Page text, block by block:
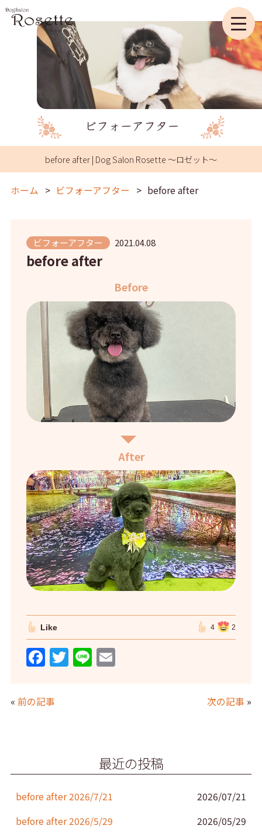
before after | Dog Salon Rosette ～ロゼット～
ホーム ビフォーアフター before after
ビフォーアフター 2021.04.08
before after
Before
After
Like 4 2
F
c
e
o
k
T Li E
« 前の記事 次の記事 »
最近の投稿
before after 2026/7/21
2026/07/21
before after 2026/5/29
2026/05/29